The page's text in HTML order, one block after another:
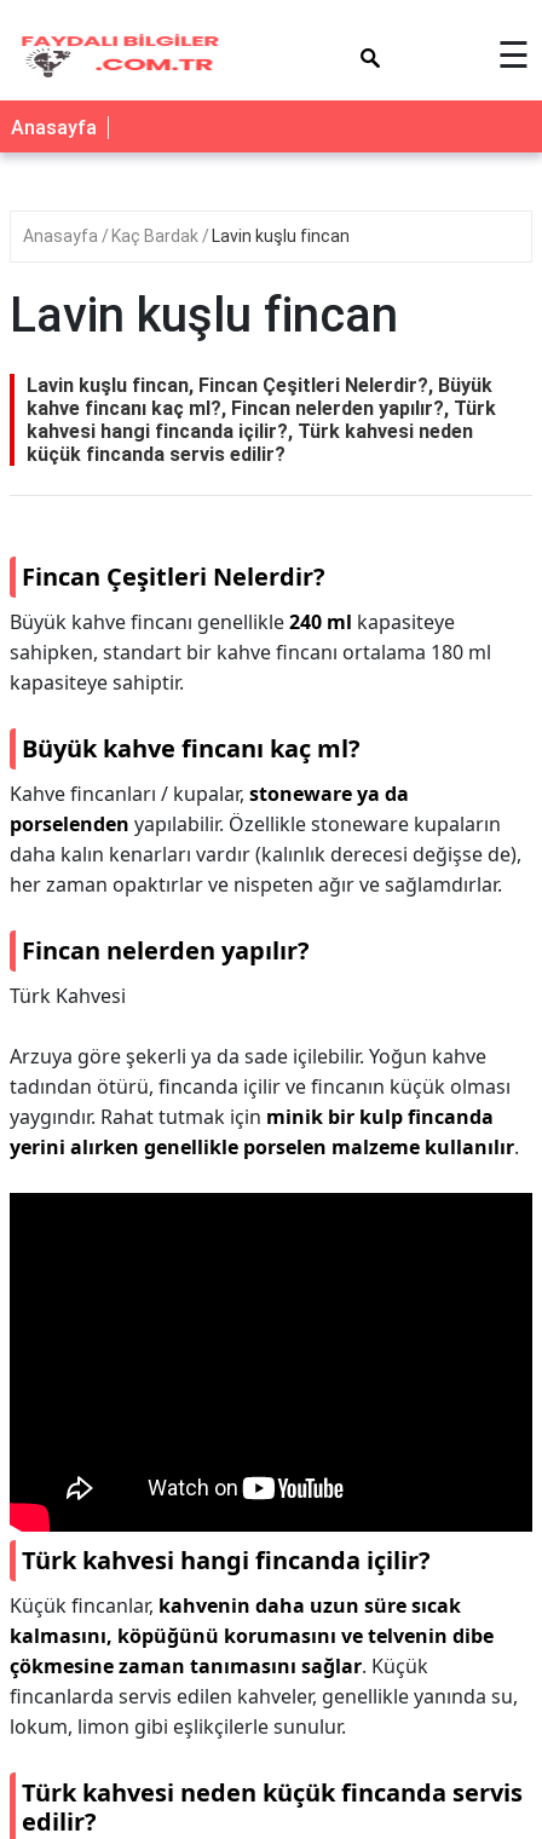
☰
Anasayfa
Anasayfa Kaç Bardak Lavin kuşlu fincan
Lavin kuşlu fincan
Lavin kuşlu fincan, Fincan Çeşitleri Nelerdir?, Büyük
kahve fincanı kaç ml?, Fincan nelerden yapılır?, Türk
kahvesi hangi fincanda içilir?, Türk kahvesi neden
küçük fincanda servis edilir?
Fincan Çeşitleri Nelerdir?
Büyük kahve fincanı genellikle240 ml kapasiteye
sahipken, standart bir kahve fincanı ortalama 180 ml
kapasiteye sahiptir.
Büyük kahve fincanı kaç ml?
Kahve fincanları / kupalar, stoneware ya da
porselenden yapılabilir. Özellikle stoneware kupaların
daha kalın kenarları vardır (kalınlık derecesi değişse de),
her zaman opaktırlar ve nispeten ağır ve sağlamdırlar.
Fincan nelerden yapılır?
Türk Kahvesi
Arzuya göre şekerli ya da sade içilebilir. Yoğun kahve
tadından ötürü, fincanda içilir ve fincanın küçük olması
yaygındır. Rahat tutmak için minik bir kulp fincanda
yerini alırken genellikle porselen malzeme kullanılır.
Türk kahvesi hangi fincanda içilir?
Küçük fincanlar, kahvenin daha uzun süre sıcak
kalmasını, köpüğünü korumasını ve telvenin dibe
çökmesine zaman tanımasını sağlar. Küçük
fincanlarda servis edilen kahveler, genellikle yanında su,
lokum, limon gibi eşlikçilerle sunulur.
Türk kahvesi neden küçük fincanda servis
edilir?